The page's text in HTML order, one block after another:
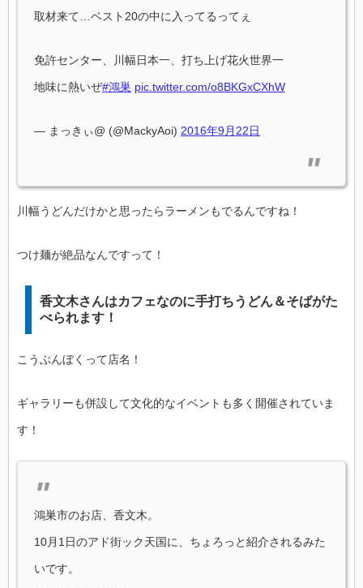
取材来て…ベスト20の中に入ってるってぇ
免許センター、川幅日本一、打ち上げ花火世界一
地味に熱いぜ#鴻巣 pic.twitter.com/o8BKGxCXhW
— まっきぃ@ (@MackyAoi) 2016年9月22日
川幅うどんだけかと思ったらラーメンもでるんですね！
つけ麺が絶品なんですって！
香文木さんはカフェなのに手打ちうどん＆そばがた
べられます！
こうぶんぼくって店名！
ギャラリーも併設して文化的なイベントも多く開催されていま
す！
鴻巣市のお店、香文木。
10月1日のアド街ック天国に、ちょろっと紹介されるみた
いです。